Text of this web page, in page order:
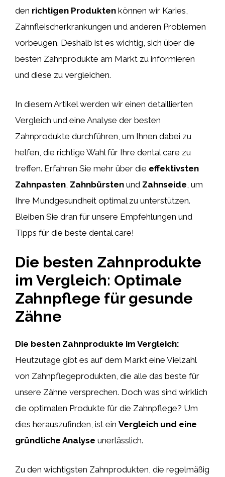
den richtigen Produkten können wir Karies,
Zahnfleischerkrankungen und anderen Problemen
vorbeugen. Deshalb ist es wichtig, sich über die
besten Zahnprodukte am Markt zu informieren
und diese zu vergleichen.
In diesem Artikel werden wir einen detaillierten
Vergleich und eine Analyse der besten
Zahnprodukte durchführen, um Ihnen dabei zu
helfen, die richtige Wahl für Ihre dental care zu
treffen. Erfahren Sie mehr über die effektivsten
Zahnpasten Zahnbürsten und Zahnseide , um
Ihre Mundgesundheit optimal zu unterstützen.
Bleiben Sie dran für unsere Empfehlungen und
Tipps für die beste dental care!
Die besten Zahnprodukte
im Vergleich: Optimale
Zahnpflege für gesunde
Zähne
Die besten Zahnprodukte im Vergleich:
Heutzutage gibt es auf dem Markt eine Vielzahl
von Zahnpflegeprodukten, die alle das beste für
unsere Zähne versprechen. Doch was sind wirklich
die optimalen Produkte für die Zahnpflege? Um
dies herauszufinden, ist ein Vergleich und eine
gründliche Analyse unerlässlich.
Zu den wichtigsten Zahnprodukten, die regelmäßig